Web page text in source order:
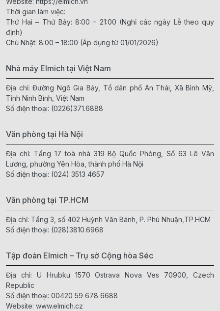
Thời gian làm việc:
Thứ Hai – Thứ Bảy: 8:00 – 21:00 (Nghỉ các ngày Lễ theo quy
định)
Chủ Nhật: 8:00 – 18:00 (Áp dụng từ 01/01/2026)
Nhà máy Elmich tại Việt Nam
Địa chỉ: Đường Ngô Gia Bảy, Tổ dân phố An Thái, Xã Bình Mỹ,
Tỉnh Ninh Bình, Việt Nam
Số điện thoại: (0226)371.6888
Văn phòng tại Hà Nội
Địa chỉ: Tầng 17 toà nhà 319 Bộ Quốc Phòng, Số 63 Lê Văn
Lương, phường Yên Hòa, thành phố Hà Nội
Số điện thoại: (024) 3513 4657
Văn phòng tại TP.HCM
Địa chỉ: Tầng 3, số 402 Huỳnh Văn Bánh, P. Phú Nhuận,TP.HCM
Số điện thoại: (028)3810.6968
Tập đoàn Elmich – Trụ sở Cộng hòa Séc
Địa chỉ: U Hrubku 1570 Ostrava Nova Ves 70900, Czech
Republic
Số điện thoại: 00420 59 678 6688
Website: www.elmich.cz